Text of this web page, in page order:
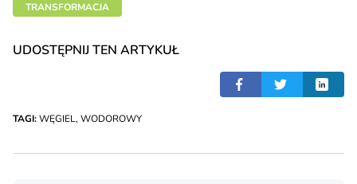
TRANSFORMACJA
UDOSTĘPNIJ TEN ARTYKUŁ
TAGI:WĘGIEL, WODOROWY